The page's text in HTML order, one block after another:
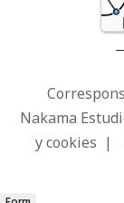
Nakama
y cookies |